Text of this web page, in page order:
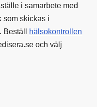
i samarbete med
som skickas i
Beställ hälsokontrollen
och välj